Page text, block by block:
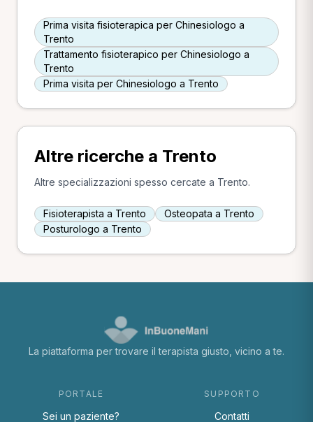
Prima visita fisioterapica per Chinesiologo a
Trento
Trattamento fisioterapico per Chinesiologo a
Trento
Prima visita per Chinesiologo a Trento
Altre ricerche a Trento
Altre specializzazioni spesso cercate a Trento.
Fisioterapista a Trento
Osteopata a Trento
Posturologo a Trento
La piattaforma per trovare il terapista giusto, vicino a te.
PORTALE
Sei un paziente?
SUPPORTO
Contatti